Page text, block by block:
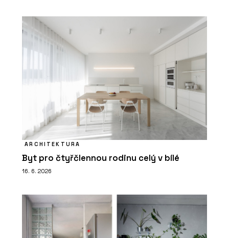
ARCHITEKTURA
Byt pro čtyřčlennou rodinu celý v bílé
16. 6. 2026